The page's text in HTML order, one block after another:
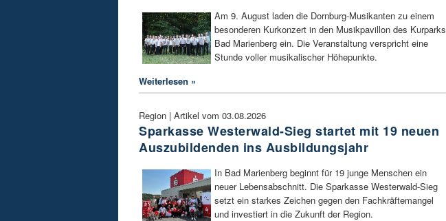
Am 9. August laden die Dornburg-Musikanten zu einem
besonderen Kurkonzert in den Musikpavillon des Kurparks
Bad Marienberg ein. Die Veranstaltung verspricht eine
Stunde voller musikalischer Höhepunkte.
Weiterlesen »
Region | Artikel vom 03.08.2026
Sparkasse Westerwald-Sieg startet mit 19 neuen
Auszubildenden ins Ausbildungsjahr
In Bad Marienberg beginnt für 19 junge Menschen ein
neuer Lebensabschnitt. Die Sparkasse Westerwald-Sieg
setzt ein starkes Zeichen gegen den Fachkräftemangel
und investiert in die Zukunft der Region.